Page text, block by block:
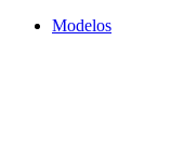
Modelos